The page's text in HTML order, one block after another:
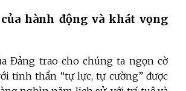
hành động và khát vọng
Đảng trao cho chúng ta ngọn cờ
tinh thần “tự lực, tự cường” được